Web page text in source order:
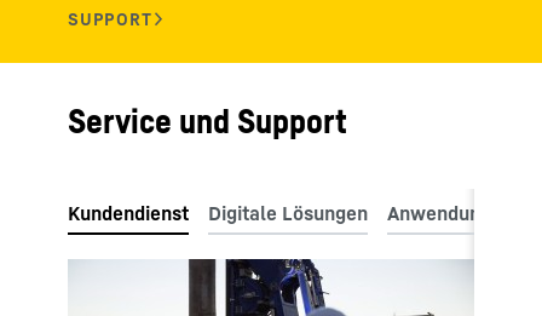
Service und Support